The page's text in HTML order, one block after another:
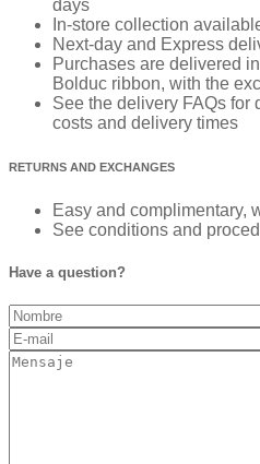
days
In-store collection
Next-day and Express
Purchases are delivered
Bolduc ribbon, with the
See the delivery FAQs for
costs and delivery times
RETURNS AND EXCHANGES
Easy and complimentary,
See conditions and
Have a question?